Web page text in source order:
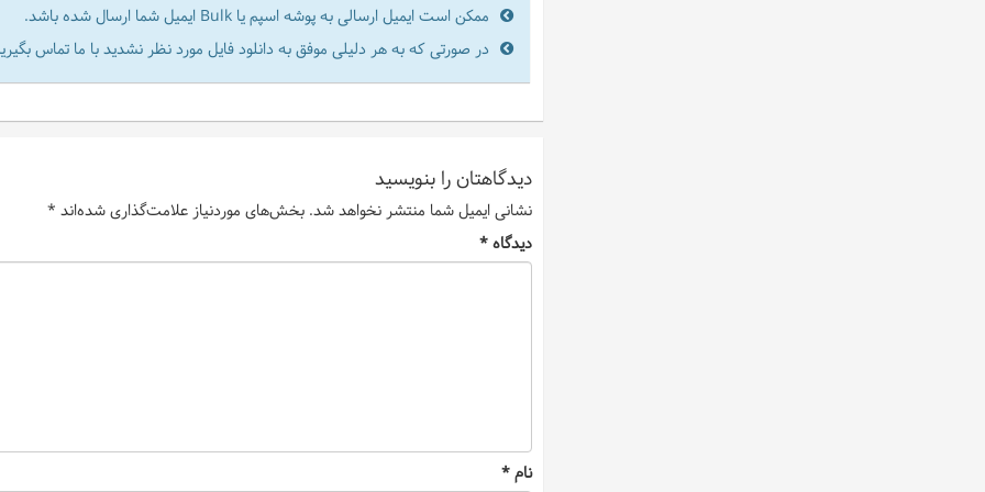
ممکن است ایمیل ارسالی به پوشه اسپم یا Bulk ایمیل شما ارسال شده باشد.
در صورتی که به هر دلیلی موفق به دانلود فایل مورد نظر نشدید با ما تماس
دیدگاهتان را بنویسید
نشانی ایمیل شما منتشر نخواهد شد. بخش‌های موردنیاز علامت‌گذاری شده‌اند *
دیدگاه*
نام*